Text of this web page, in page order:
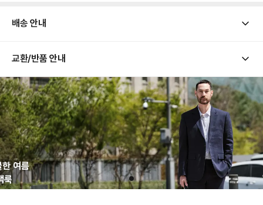
배송 안내
[ 배송 기간 ]
해당 상품의 배송은 평일 기준 통상적으로 1-2일 소요됩니다.
[ 배송 금액 ]
배송 금액은 모두 댄블에서 부담합니다. 고객님의 배송 부담 금액은 0원입니다.
교환/반품 안내
[ 교환/반품 유의 사항 ]
본 상품은 업체별로 개별 출고되는 상품으로, 반품 시 출고 업체 기준에 따라 반품비가 각각
발생할 수 있습니다.
고객님의 변심으로 인한 반품의 경우, 왕복 택배비가 발생하며 해당 비용은 환불 금액에서
차감 후 환불 처리됩니다.
상품 수령 시 상품 하자 여부를 확인해주세요. 하자 여부를 확인하지 않고 반품된 상품은 고
객님의 책임 사유가 될 수 있습니다.
상품은 착용 흔적이 없어야 하며, 택이 부착된 상태로 접수되어야 합니다.
교환/반품 요청은 상품 수령 후 7일 이내로 가능합니다.
여름
룩
느껴지
2026
어
제일 많